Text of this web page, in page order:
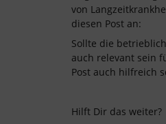
von
diesen Post an:
Sollte die
auch relevant sein
Post auch hilfreich
Hilft Dir das weiter?